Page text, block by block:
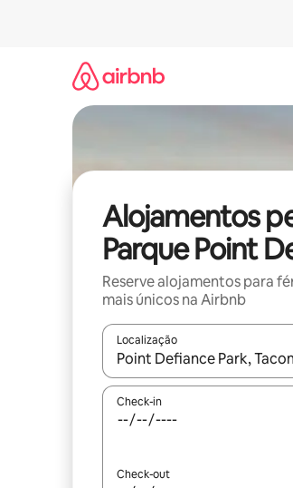
Alojamentos
Parque Point
Reserve alojamentos para
mais únicos na Airbnb
Localização
Quando os resultados
Check-in
Check-out